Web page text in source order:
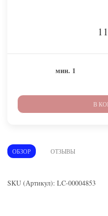
мин. 1
В
ОБЗОР ОТЗЫВЫ
SKU (Артикул): LC-00004853